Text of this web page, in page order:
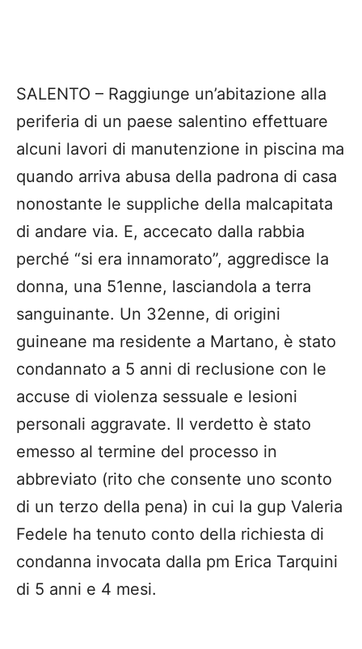
SALENTO – Raggiunge un’abitazione alla
periferia di un paese salentino effettuare
alcuni lavori di manutenzione in piscina ma
quando arriva abusa della padrona di casa
nonostante le suppliche della malcapitata
di andare via. E, accecato dalla rabbia
perché “si era innamorato”, aggredisce la
donna, una 51enne, lasciandola a terra
sanguinante. Un 32enne, di origini
guineane ma residente a Martano, è stato
condannato a 5 anni di reclusione con le
accuse di violenza sessuale e lesioni
personali aggravate. Il verdetto è stato
emesso al termine del processo in
abbreviato (rito che consente uno sconto
di un terzo della pena) in cui la gup Valeria
Fedele ha tenuto conto della richiesta di
condanna invocata dalla pm Erica Tarquini
di 5 anni e 4 mesi.